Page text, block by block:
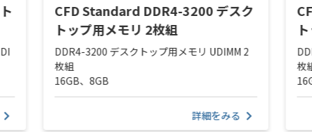
CFD Standard DDR4-3200 デスク
トップ用メモリ 2枚組
DDR4-3200 デスクトップ用メモリ UDIMM 2
枚組
16GB、8GB
詳細をみる
枚